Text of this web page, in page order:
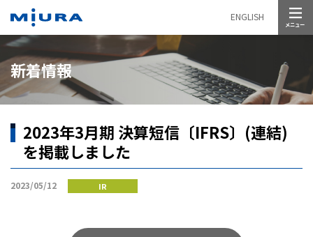
ENGLISH
新着情報
2023年3月期 決算短信〔IFRS〕(連結)
を掲載しました
2023/05/12 IR